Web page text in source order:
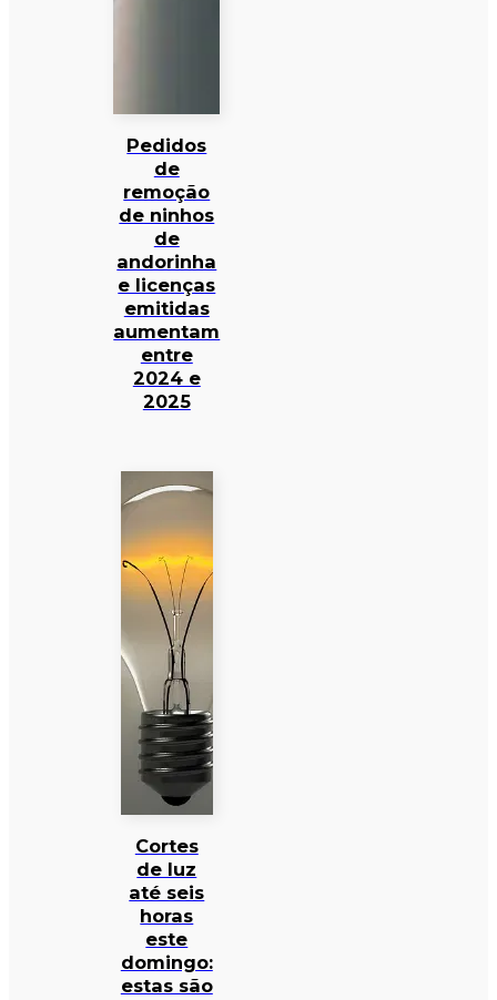
Pedidos
de
remoção
de ninhos
de
andorinha
e licenças
emitidas
aumentam
entre
2024 e
2025
Cortes
de luz
até seis
horas
este
domingo:
estas são